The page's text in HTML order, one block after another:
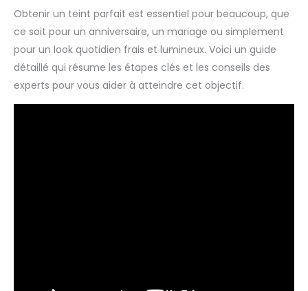
Obtenir un teint parfait est essentiel pour beaucoup, que
ce soit pour un anniversaire, un mariage ou simplement
pour un look quotidien frais et lumineux. Voici un guide
détaillé qui résume les étapes clés et les conseils des
experts pour vous aider à atteindre cet objectif.